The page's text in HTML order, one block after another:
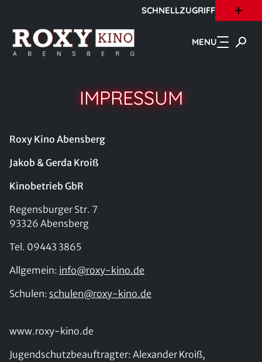
SCHNELLZUGRIFF
MENU
IMPRESSUM
Roxy Kino Abensberg
Jakob & Gerda Kroiß
Kinobetrieb GbR
Regensburger Str. 7
93326 Abensberg
Tel. 09443 3865
Allgemein: info@roxy-kino.de
Schulen: schulen@roxy-kino.de
www.roxy-kino.de
Jugendschutzbeauftragter: Alexander Kroiß,